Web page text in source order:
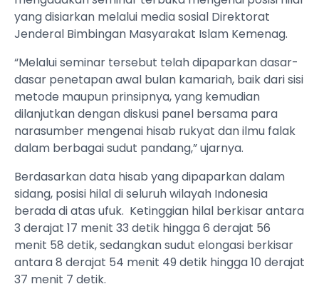
yang disiarkan melalui media sosial Direktorat
Jenderal Bimbingan Masyarakat Islam Kemenag.
“Melalui seminar tersebut telah dipaparkan dasar-
dasar penetapan awal bulan kamariah, baik dari sisi
metode maupun prinsipnya, yang kemudian
dilanjutkan dengan diskusi panel bersama para
narasumber mengenai hisab rukyat dan ilmu falak
dalam berbagai sudut pandang,” ujarnya.
Berdasarkan data hisab yang dipaparkan dalam
sidang, posisi hilal di seluruh wilayah Indonesia
berada di atas ufuk. Ketinggian hilal berkisar antara
3 derajat 17 menit 33 detik hingga 6 derajat 56
menit 58 detik, sedangkan sudut elongasi berkisar
antara 8 derajat 54 menit 49 detik hingga 10 derajat
37 menit 7 detik.